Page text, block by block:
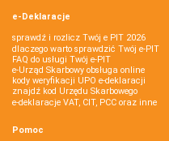
e-Deklaracje
sprawdź i rozlicz Twój e PIT 2026
dlaczego warto sprawdzić Twój e-PIT
FAQ do usługi Twój e-PIT
e-Urząd Skarbowy obsługa online
kody weryfikacji UPO e-deklaracji
znajdź kod Urzędu Skarbowego
e-deklaracje VAT, CIT, PCC oraz inne
Pomoc